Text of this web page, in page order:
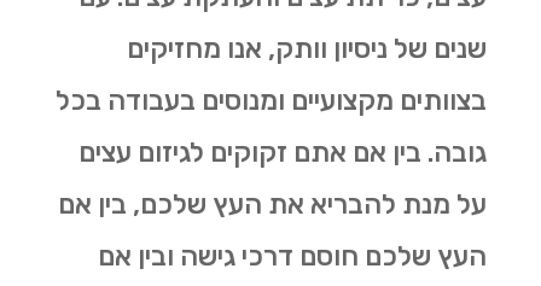
שנים של ניסיון וותק, אנו מחזיקים
בצוותים מקצועיים ומנוסים בעבודה בכל
גובה. בין אם אתם זקוקים לגיזום עצים
על מנת להבריא את העץ שלכם, בין אם
העץ שלכם חוסם דרכי גישה ובין אם